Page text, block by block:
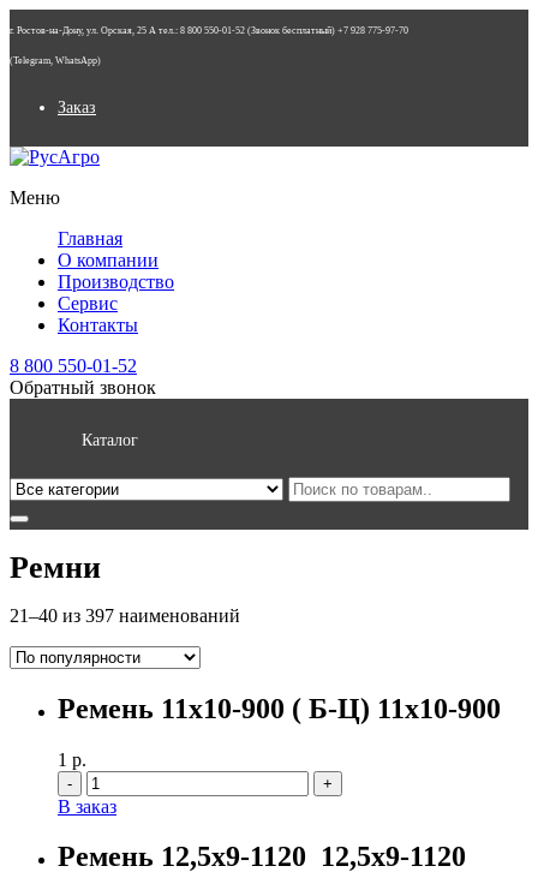
г. Ростов-на-Дону, ул. Орская, 25 А тел.: 8 800 550-01-52 (Звонок бесплатный) +7 928 775-97-70
(Telegram, WhatsApp)
Заказ
Меню
Главная
О компании
Производство
Сервис
Контакты
8 800 550-01-52
Обратный звонок
Каталог
Ремни
21–40 из 397 наименований
Ремень 11х10-900 ( Б-Ц) 11х10-900
1 р.
Количество
В заказ
Ремень 12,5х9-1120 12,5х9-1120